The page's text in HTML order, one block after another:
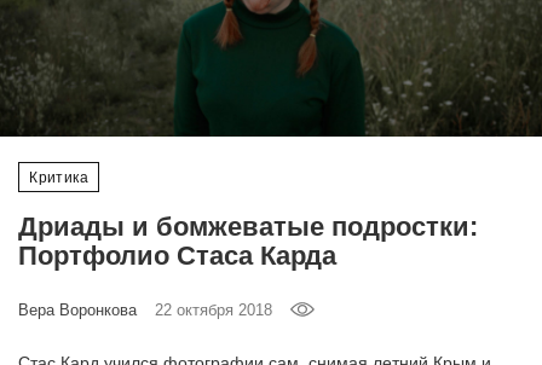
Критика
Дриады и бомжеватые подростки:
Портфолио Стаса Карда
Вера Воронкова 22 октября 2018